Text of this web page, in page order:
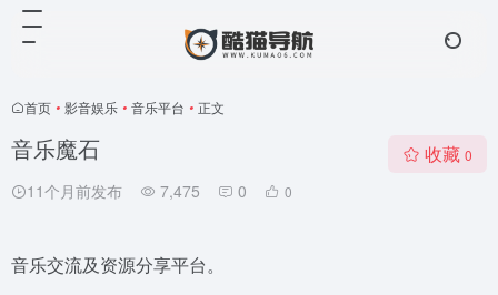
首页 • 影音娱乐 • 音乐平台 • 正文
音乐魔石
11个月前发布 7,475 0 0
收藏 0
音乐交流及资源分享平台。